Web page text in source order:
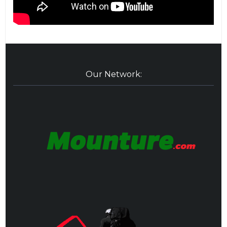
Our Network: